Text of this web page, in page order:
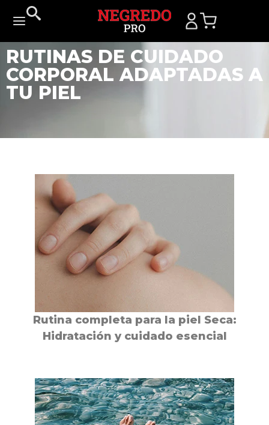
RUTINAS DE CUIDADO
CORPORAL ADAPTADAS A
TU PIEL
Rutina completa para la piel Seca:
Hidratación y cuidado esencial